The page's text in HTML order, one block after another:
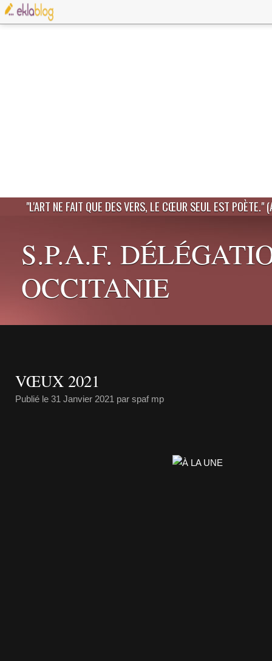
"L'ART NE FAIT QUE DES VERS, LE CŒUR SEUL EST POÈTE."
S.P.A.F.
OCCITANIE
VŒUX 2021
Publié le 31 Janvier 2021 par spaf mp